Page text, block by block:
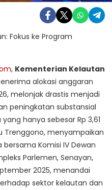
, Kementerian Kelautan
alokasi anggaran
melonjak drastis menjadi
peningkatan substansial
hanya sebesar Rp 3,61
Trenggono, menyampaikan
Komisi IV Dewan
Parlemen, Senayan,
2025, menandai
sektor kelautan dan